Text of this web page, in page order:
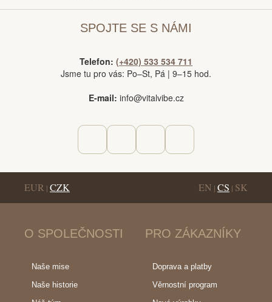
SPOJTE SE S NÁMI
Telefon: (+420) 533 534 711
Jsme tu pro vás: Po–St, Pá | 9–15 hod.
E-mail: info@vitalvibe.cz
EUR | CZK EN | CS | SK
O SPOLEČNOSTI
Naše mise
Naše historie
PRO ZÁKAZNÍKY
Doprava a platby
Věrnostní program